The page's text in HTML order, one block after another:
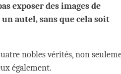
exposer des images de
autel, sans que cela soit
nobles vérités, non
également.